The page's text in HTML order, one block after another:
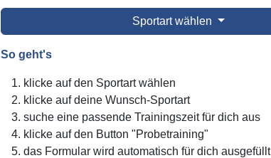
Sportart wählen
So geht's
klicke auf den Sportart wählen
klicke auf deine Wunsch-Sportart
suche eine passende Trainingszeit für dich aus
klicke auf den Button "Probetraining"
das Formular wird automatisch für dich ausgefüllt